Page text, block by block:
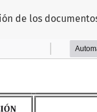
de los